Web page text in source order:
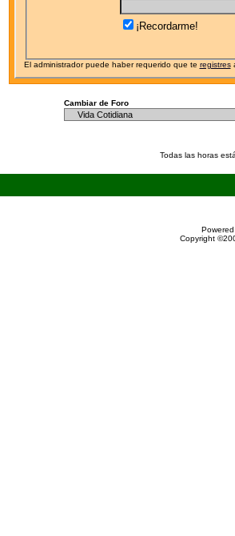
¡Recordarme!
El administrador puede haber requerido que te registres
Cambiar de Foro
Todas las horas
Copyright